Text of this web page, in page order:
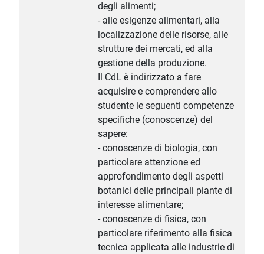
degli alimenti;
- alle esigenze alimentari, alla
localizzazione delle risorse, alle
strutture dei mercati, ed alla
gestione della produzione.
Il CdL è indirizzato a fare
acquisire e comprendere allo
studente le seguenti competenze
specifiche (conoscenze) del
sapere:
- conoscenze di biologia, con
particolare attenzione ed
approfondimento degli aspetti
botanici delle principali piante di
interesse alimentare;
- conoscenze di fisica, con
particolare riferimento alla fisica
tecnica applicata alle industrie di